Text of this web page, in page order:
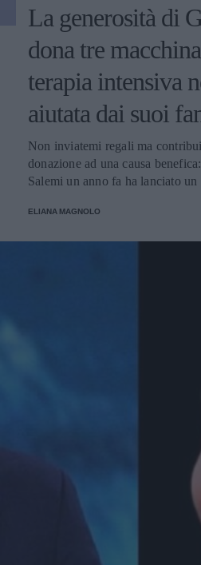
La generosità di
dona tre
terapia intensiva
aiutata dai suoi
Non inviatemi regali ma
donazione ad una causa
Salemi un anno fa ha lanciato
considerevole utilizzata per
ELIANA MAGNOLO